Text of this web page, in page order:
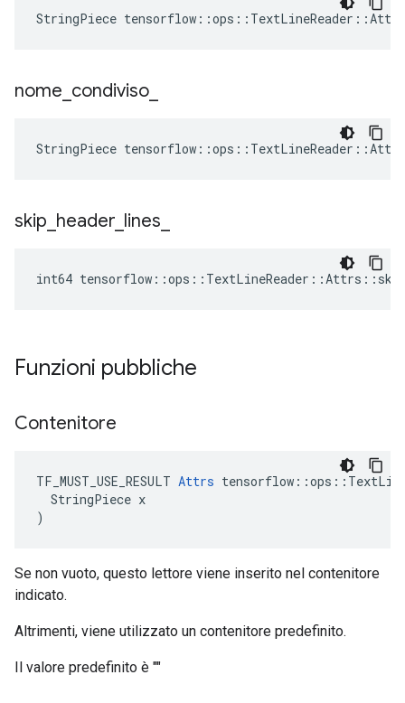
StringPiece
nome condiviso
StringPiece
skip header lines
int64
Funzioni pubbliche
Contenitore
TF_MUST_USE_RESULT Attrs
  StringPiece x
)
Se non vuoto, questo lettore viene inserito nel contenitore
indicato.
Altrimenti, viene utilizzato un contenitore predefinito.
Il valore predefinito è ""